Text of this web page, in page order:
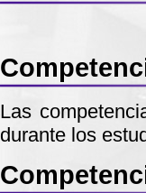
Las
durante los